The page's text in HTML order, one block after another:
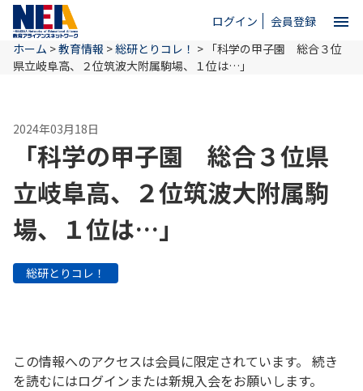
ログイン 会員登録 menu
ホーム
NEAとは
教育情報
お問い合わせ
ホーム >教育情報 >総研とりコレ！ > 「科学の甲子園 総合３位
県立岐阜高、２位筑波大附属駒場、１位は…」
2024年03月18日
「科学の甲子園 総合３位県
立岐阜高、２位筑波大附属駒
場、１位は…」
総研とりコレ！
この情報へのアクセスは会員に限定されています。 続き
を読むにはログインまたは新規入会をお願いします。